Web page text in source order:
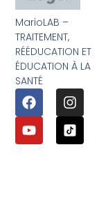
MarioLAB –
TRAITEMENT,
RÉÉDUCATION ET
ÉDUCATION À LA
SANTÉ